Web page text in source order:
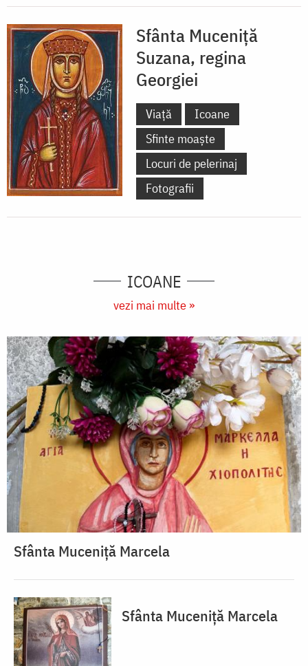
Sfânta Muceniță
Suzana, regina
Georgiei
Viață
Icoane
Sfinte moaște
Locuri de pelerinaj
Fotografii
ICOANE
vezi mai multe »
Sfânta Muceniță Marcela
Sfânta Muceniță Marcela